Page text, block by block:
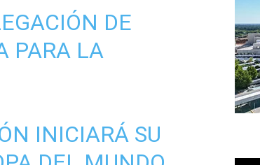
DE
PARA LA
INICIARÁ SU